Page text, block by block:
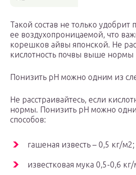
Такой состав не только удобрит
ее воздухопроницаемой, что
корешков айвы японской. Не
кислотность почвы выше нормы
Понизить pH можно одним из
Не расстраивайтесь, если
нормы. Понизить pH можно
способов:
гашеная известь – 0,5 кг/м2;
известковая мука 0,5-0,6